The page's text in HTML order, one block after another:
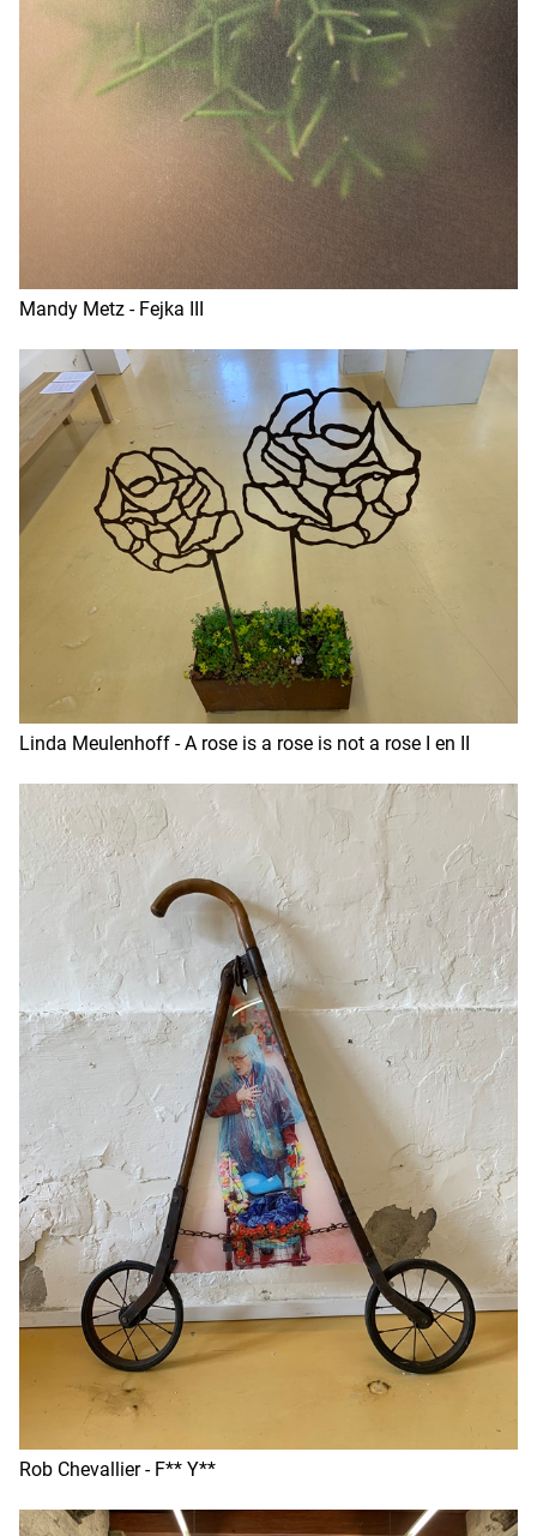
Mandy Metz - Fejka III
Linda Meulenhoff - A rose is a rose is not a rose I en II
Rob Chevallier - F** Y**